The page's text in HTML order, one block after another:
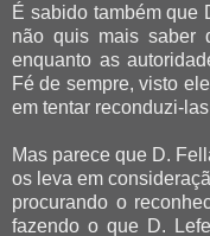
É sabido também que
não quis mais saber
enquanto as
Fé de sempre, visto
em tentar reconduzi-
Mas parece que D.
os leva em
procurando o
fazendo o que D.